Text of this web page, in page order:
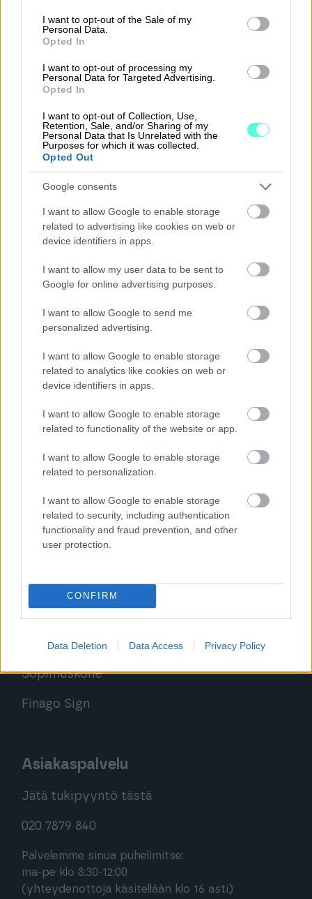
consent section.
I want to opt-out of the Sale of my
Personal Data.
Opted In
I want to opt-out of processing my
Personal Data for Targeted Advertising.
Opted In
I want to opt-out of Collection, Use,
Retention, Sale, and/or Sharing of my
Personal Data that Is Unrelated with the
Purposes for which it was collected.
Opted Out
Google consents
I want to allow Google to enable storage
related to advertising like cookies on web or
device identifiers in apps.
I want to allow my user data to be sent to
Google for online advertising purposes.
I want to allow Google to send me
personalized advertising.
I want to allow Google to enable storage
related to analytics like cookies on web or
device identifiers in apps.
I want to allow Google to enable storage
related to functionality of the website or app.
I want to allow Google to enable storage
related to personalization.
I want to allow Google to enable storage
related to security, including authentication
functionality and fraud prevention, and other
user protection.
CONFIRM
Data Deletion Data Access Privacy Policy
Takaisin etusivulle
Ratkaisut
Procountor
Sopimuskone
Finago Sign
Procountor Toiminnanohjaus
Tutustu ohjelmistoihin
Tutustu Procountoriin
Kokeile Sopimuskonetta
Kirjaudu ohjelmistoihin
Procountor Solo
Sopimuskone
Finago Sign
Asiakaspalvelu
Jätä tukipyyntö tästä
020 7879 840
Palvelemme sinua puhelimitse:
ma-pe klo 8:30-12:00
(yhteydenottoja käsitellään klo 16 asti)